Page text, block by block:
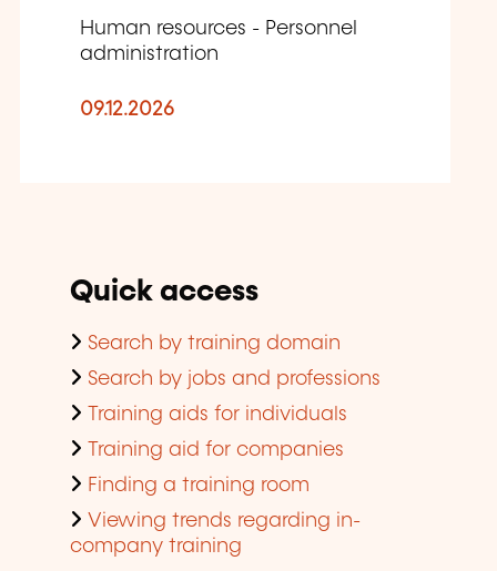
Human resources - Personnel
administration
09.12.2026
Quick access
Search by training domain
Search by jobs and professions
Training aids for individuals
Training aid for companies
Finding a training room
Viewing trends regarding in-
company training